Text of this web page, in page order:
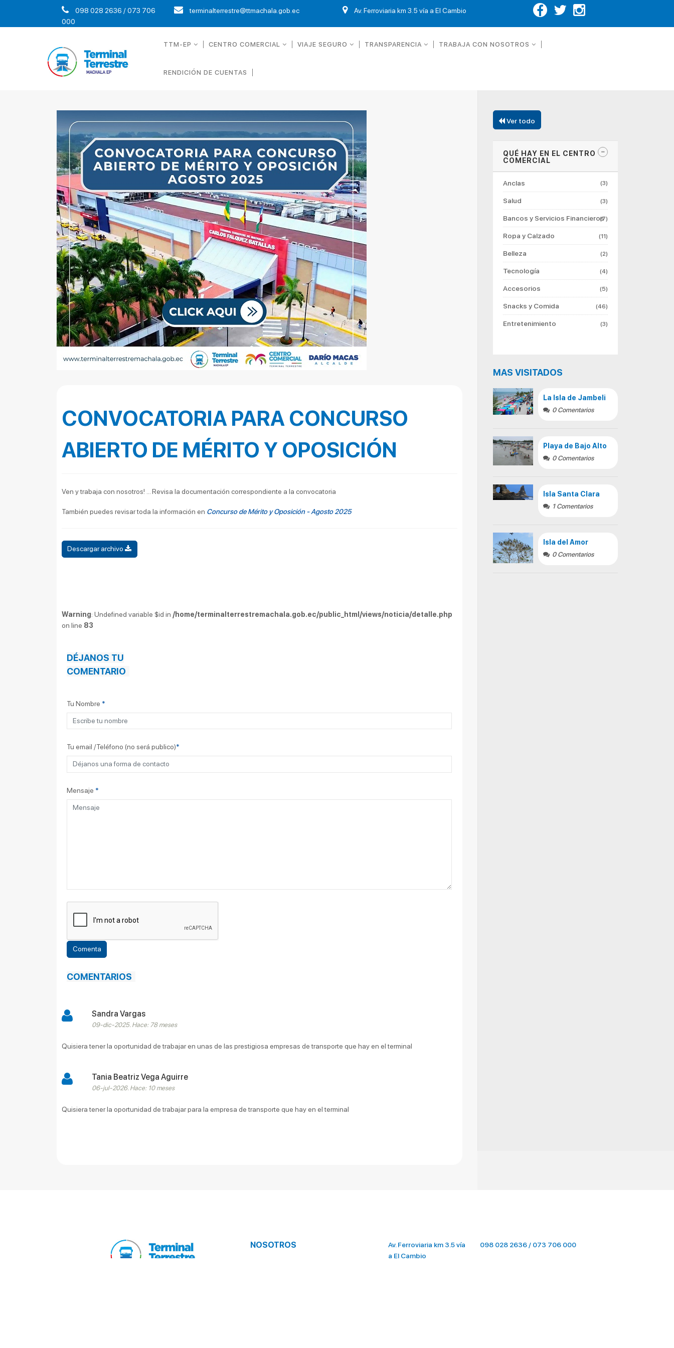
098 028 2636 / 073 706
000
terminalterrestre@ttmachala.gob.ec Av. Ferroviaria km 3.5 vía a El Cambio
TTM-EP CENTRO COMERCIAL VIAJE SEGURO TRANSPARENCIA TRABAJA CON NOSOTROS
RENDICIÓN DE CUENTAS
Ver todo
QUÉ HAY EN EL CENTRO
COMERCIAL
Anclas (3)
Salud (3)
Bancos y Servicios Financieros(7)
Ropa y Calzado (11)
Belleza (2)
Tecnología (4)
Accesorios (5)
Snacks y Comida (46)
Entretenimiento (3)
MAS VISITADOS
La Isla de Jambeli
0 Comentarios
Playa de Bajo Alto
0 Comentarios
Isla Santa Clara
1 Comentarios
Isla del Amor
0 Comentarios
CONVOCATORIA PARA CONCURSO
ABIERTO DE MÉRITO Y OPOSICIÓN
Ven y trabaja con nosotros! ... Revisa la documentación correspondiente a la convocatoria
También puedes revisar toda la información en Concurso de Mérito y Oposición - Agosto 2025
Descargar archivo
Warning: Undefined variable $id in /home/terminalterrestremachala.gob.ec/public_html/views/noticia/detalle.php
on line 83
DÉJANOS TU
COMENTARIO
Tu Nombre *
Tu email /Teléfono (no será publico)*
Mensaje *
COMENTARIOS
Sandra Vargas
09-dic-2025. Hace: 78 meses
Quisiera tener la oportunidad de trabajar en unas de las prestigiosa empresas de transporte que hay en el terminal
Tania Beatriz Vega Aguirre
06-jul-2026. Hace: 10 meses
Quisiera tener la oportunidad de trabajar para la empresa de transporte que hay en el terminal
NOSOTROS
Av. Ferroviaria km 3.5 vía
a El Cambio
098 028 2636 / 073 706 000